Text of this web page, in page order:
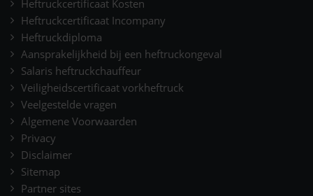
Heftruckcertificaat Kosten
Heftruckcertificaat Incompany
Heftruckdiploma
Aansprakelijkheid bij een heftruckongeval
Salaris heftruckchauffeur
Veiligheidscertificaat vorkheftruck
Veelgestelde vragen
Algemene Voorwaarden
Privacy
Disclaimer
Sitemap
Partner sites